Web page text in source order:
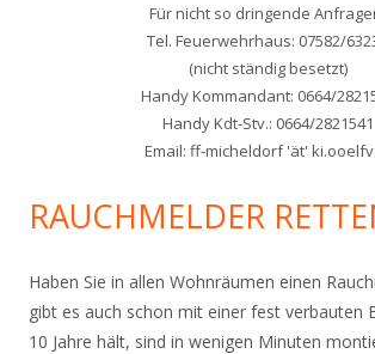
Für nicht so dringende
Tel. Feuerwehrhaus: 07582/
(nicht ständig besetzt)
Handy Kommandant: 0664/
Handy Kdt-Stv.: 0664/2821541
Email: ff-micheldorf 'ät'
RAUCHMELDER
Haben Sie in allen Wohnräumen einen
gibt es auch schon mit einer fest verbauten
10 Jahre hält, sind in wenigen Minuten